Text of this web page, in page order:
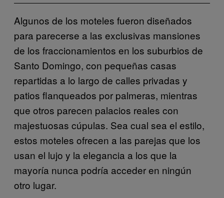
Algunos de los moteles fueron diseñados
para parecerse a las exclusivas mansiones
de los fraccionamientos en los suburbios de
Santo Domingo, con pequeñas casas
repartidas a lo largo de calles privadas y
patios flanqueados por palmeras, mientras
que otros parecen palacios reales con
majestuosas cúpulas. Sea cual sea el estilo,
estos moteles ofrecen a las parejas que los
usan el lujo y la elegancia a los que la
mayoría nunca podría acceder en ningún
otro lugar.